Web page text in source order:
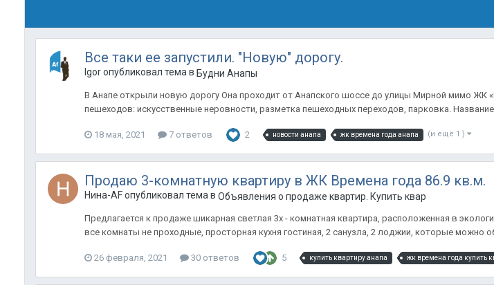
Все таки ее запустили. "Новую" дорогу.
Igor опубликовал тема в Будни Анапы
В Анапе открыли новую дорогу Она проходит от Анапского шоссе до улицы Мирной мимо ЖК
пешеходов: искусственные неровности, разметка пешеходных переходов, парковка.
18 мая, 2021 7 ответов 2 новости анапа жк времена года анапа (и ещё 1 )
Продаю 3-комнатную квартиру в ЖК Времена года 86.9 кв.м.
Нина-AF опубликовал тема в Объявления о продаже квартир. Купить квартиру в Анапе.
Предлагается к продаже шикарная светлая 3х - комнатная квартира, расположенная в
все комнаты не проходные, просторная кухня гостиная, 2 санузла, 2 лоджии, которые можно
26 февраля, 2021 30 ответов 5 купить квартиру анапа жк времена года купить